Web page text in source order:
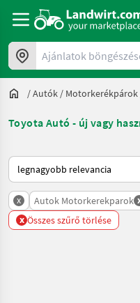
Ajánlatok böngészése
/Autók / Motorkerékpárok
Toyota Autó - új vagy
Így van sorba rendezve a
x Autok Motorkerekparok
x Összes szűrő törlése